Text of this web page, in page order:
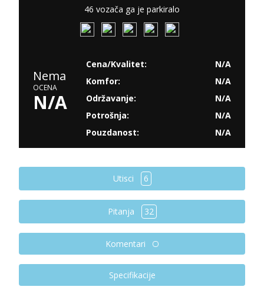
46 vozača ga je parkiralo
Nema
OCENA
N/A
Cena/Kvalitet:
N/A
Komfor:
N/A
Održavanje:
N/A
Potrošnja:
N/A
Pouzdanost:
N/A
Utisci 6
Pitanja 32
Komentari
Specifikacije